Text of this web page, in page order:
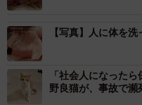
【写真】人に体を
「社会人になった
野良猫が、事故で